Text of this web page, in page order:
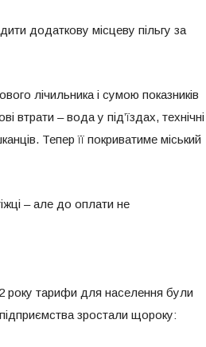
додаткову місцеву пільгу за
лічильника і сумою показників
втрати – вода у під’їздах, технічні
Тепер її покриватиме міський
– але до оплати не
року тарифи для населення були
зростали щороку: